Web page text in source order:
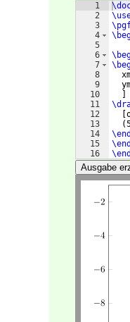
1
2
3
4
5
6
7
8
9
10
11
12
13
14
15
16
(
\end
\end
\end
Ausgabe